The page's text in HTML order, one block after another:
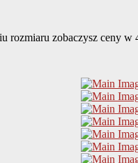
rozmiaru zobaczysz ceny w